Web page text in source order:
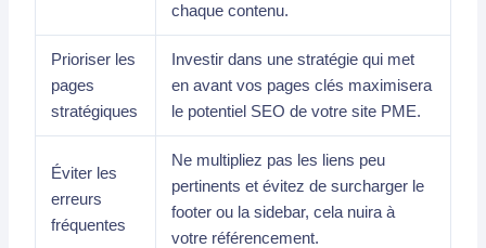
chaque contenu.
Prioriser les
pages
stratégiques
Investir dans une stratégie qui met
en avant vos pages clés maximisera
le potentiel SEO de votre site PME.
Éviter les
erreurs
fréquentes
Ne multipliez pas les liens peu
pertinents et évitez de surcharger le
footer ou la sidebar, cela nuira à
votre référencement.